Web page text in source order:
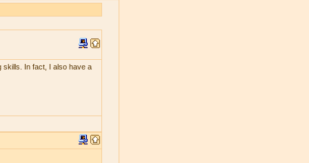
skills. In fact, I also have a